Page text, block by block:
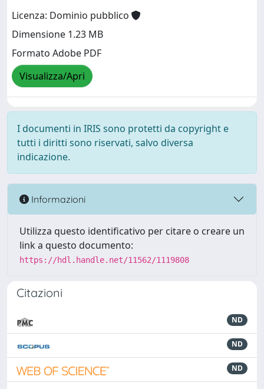
Licenza: Dominio pubblico
Dimensione 1.23 MB
Formato Adobe PDF
Visualizza/Apri
I documenti in IRIS sono protetti da copyright e
tutti i diritti sono riservati, salvo diversa
indicazione.
Informazioni
Utilizza questo identificativo per citare o creare un
link a questo documento:
https://hdl.handle.net/11562/1119808
Citazioni
ND
ND
ND